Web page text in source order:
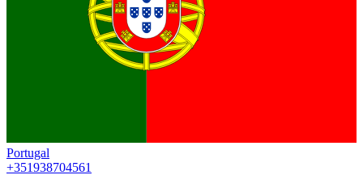
Portugal
+351938704561